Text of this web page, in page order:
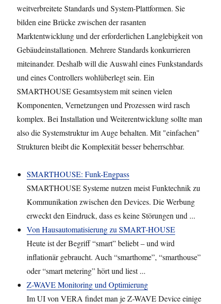
weitverbreitete Standards und System-Plattformen. Sie
bilden eine Brücke zwischen der rasanten
Marktentwicklung und der erforderlichen Langlebigkeit von
Gebäudeinstallationen. Mehrere Standards konkurrieren
miteinander. Deshalb will die Auswahl eines Funkstandards
und eines Controllers wohlüberlegt sein. Ein
SMARTHOUSE Gesamtsystem mit seinen vielen
Komponenten, Vernetzungen und Prozessen wird rasch
komplex. Bei Installation und Weiterentwicklung sollte man
also die Systemstruktur im Auge behalten. Mit "einfachen"
Strukturen bleibt die Komplexität besser beherrschbar.
SMARTHOUSE: Funk-Engpass
SMARTHOUSE Systeme nutzen meist Funktechnik zu
Kommunikation zwischen den Devices. Die Werbung
erweckt den Eindruck, dass es keine Störungen und ...
Von Hausautomatisierung zu SMART-HOUSE
Heute ist der Begriff “smart” beliebt – und wird
inflationär gebraucht. Auch “smarthome”, “smarthouse”
oder “smart metering” hört und liest ...
Z-WAVE Monitoring und Optimierung
Im UI von VERA findet man je Z-WAVE Device einige